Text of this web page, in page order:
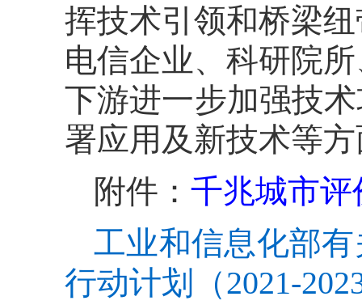
挥技术引领和桥梁
电信企业、科研院
下游进一步加强技
署应用及新技术等
附件： 千兆城市
工业和信息化部
行动计划（2021-